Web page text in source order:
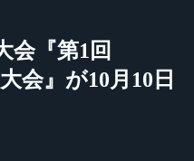
会『第1回
会』が10月10日